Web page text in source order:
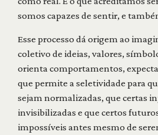
somos capazes de sentir, e
Esse processo dá origem ao
coletivo de ideias, valores,
orienta comportamentos,
que permite a seletividade para
sejam normalizadas, que certas
invisibilizadas e que certos
impossíveis antes mesmo de